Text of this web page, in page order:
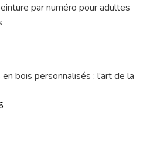
par numéro pour adultes
bois personnalisés : l’art de la